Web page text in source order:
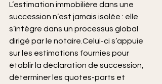
L’estimation immobilière dans une
succession n’est jamais isolée : elle
s’intègre dans un processus global
dirigé par le notaire.Celui-ci s’appuie
sur les estimations fournies pour
établir la déclaration de succession,
déterminer les quotes-parts et